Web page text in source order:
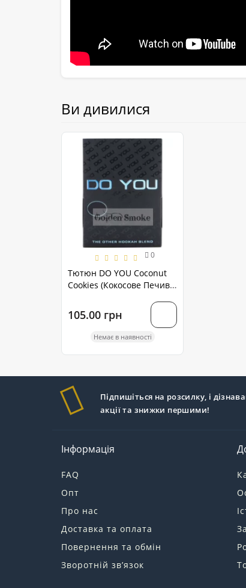
Ви дивилися
0
Тютюн DO YOU Coconut
Cookies (Кокосове Печиво)
105.00 грн
Немає в наявності
Підпишіться на розсилку, і
акції та знижки першими!
Інформація
FAQ
Опт
Про нас
Доставка та оплата
Повернення та обмін
Зворотній зв’язок